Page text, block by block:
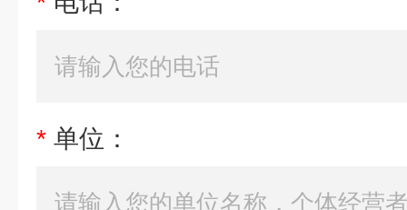
* 单位：